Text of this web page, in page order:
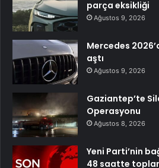
parça eksikliği
Ağustos 9, 2026
Mercedes
aştı
Ağustos 9, 2026
Gaziantep’te
Operasyonu
Ağustos 8, 2026
Yeni Parti’nin
48 saatte